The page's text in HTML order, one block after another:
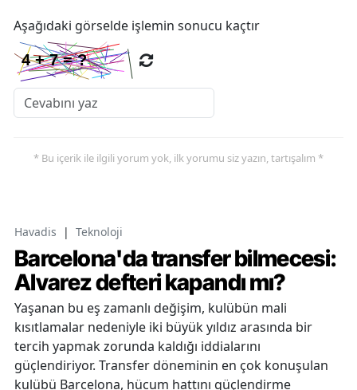
Aşağıdaki görselde işlemin sonucu kaçtır
* Bu içerik ile ilgili yorum yok, ilk yorumu siz yazın, tartışalım *
Havadis | Teknoloji
Barcelona'da transfer bilmecesi:
Alvarez defteri kapandı mı?
Yaşanan bu eş zamanlı değişim, kulübün mali
kısıtlamalar nedeniyle iki büyük yıldız arasında bir
tercih yapmak zorunda kaldığı iddialarını
güçlendiriyor. Transfer döneminin en çok konuşulan
kulübü Barcelona, hücum hattını güçlendirme